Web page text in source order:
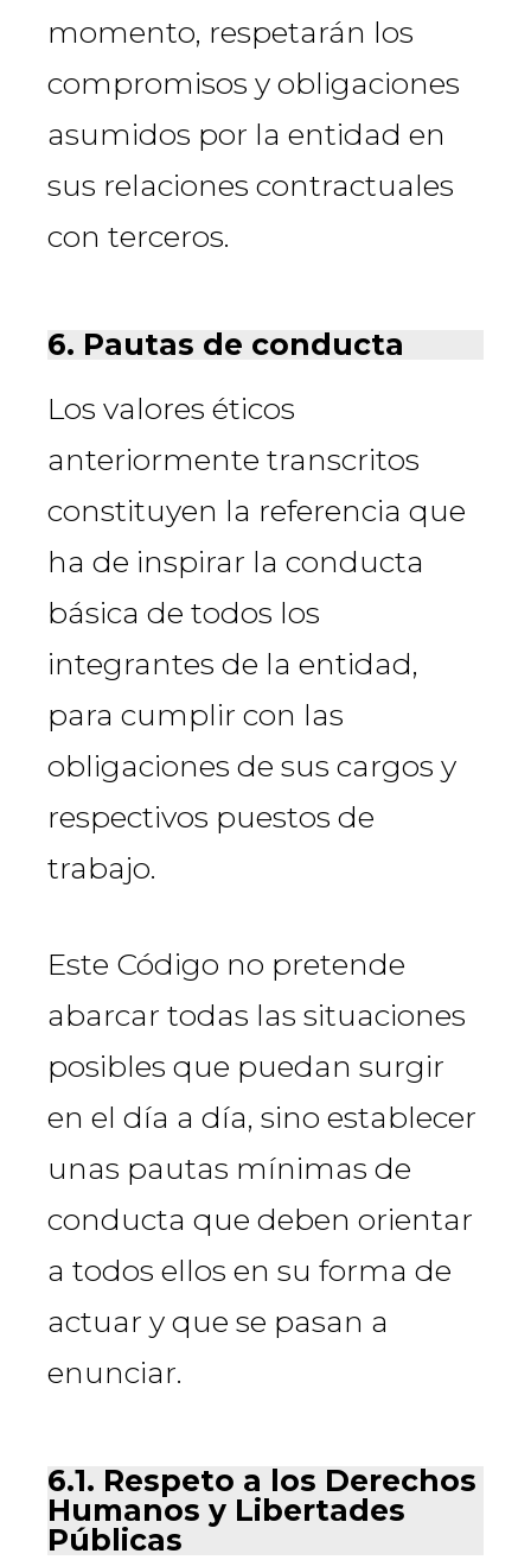
momento, respetarán los
compromisos y obligaciones
asumidos por la entidad en
sus relaciones contractuales
con terceros.
6. Pautas de conducta
Los valores éticos
anteriormente transcritos
constituyen la referencia que
ha de inspirar la conducta
básica de todos los
integrantes de la entidad,
para cumplir con las
obligaciones de sus cargos y
respectivos puestos de
trabajo.
Este Código no pretende
abarcar todas las situaciones
posibles que puedan surgir
en el día a día, sino establecer
unas pautas mínimas de
conducta que deben orientar
a todos ellos en su forma de
actuar y que se pasan a
enunciar.
6.1. Respeto a los Derechos
Humanos y Libertades
Públicas